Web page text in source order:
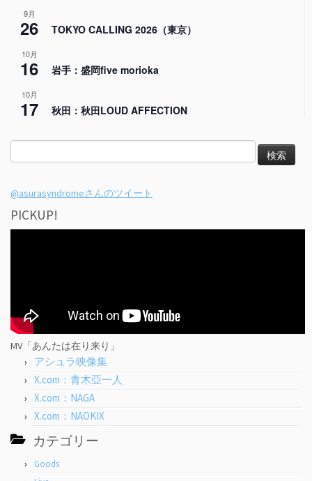
9月
26 TOKYO CALLING 2026（東京）
10月
16 岩手：盛岡five morioka
10月
17 秋田：秋田LOUD AFFECTION
索:
@asurasyndromeさんのツイート
PICKUP!
MV「あんたは在り来り」
アシュラ映像集
X.com：青木亞一人
X.com：NAGA
X.com：NAOKIX
カテゴリー
Goods